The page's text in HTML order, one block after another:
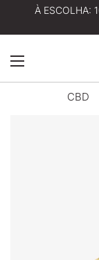
À ESCOLHA:
CBD